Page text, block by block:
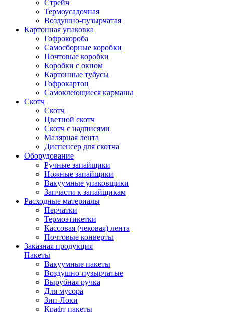
Стрейч
Термоусадочная
Воздушно-пузырчатая
Картонная упаковка
Гофрокороба
Самосборные коробки
Почтовые коробки
Коробки с окном
Картонные тубусы
Гофрокартон
Самоклеющиеся карманы
Скотч
Скотч
Цветной скотч
Скотч с надписями
Малярная лента
Диспенсер для скотча
Оборудование
Ручные запайщики
Ножные запайщики
Вакуумные упаковщики
Запчасти к запайщикам
Расходные материалы
Перчатки
Термоэтикетки
Кассовая (чековая) лента
Почтовые конверты
Заказная продукция
Пакеты
Вакуумные пакеты
Воздушно-пузырчатые
Вырубная ручка
Для мусора
Зип-Локи
Крафт пакеты